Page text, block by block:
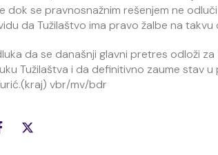
dok se pravnosnažnim rešenjem ne
da Tužilaštvo ima pravo žalbe na takvu
da se današnji glavni pretres odloži
Tužilaštva i da definitivno zaume stav
vbr/mv/bdr